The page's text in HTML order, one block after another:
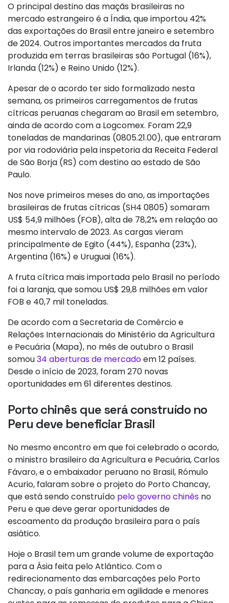
O principal destino das maçãs brasileiras no
mercado estrangeiro é a Índia, que importou 42%
das exportações do Brasil entre janeiro e setembro
de 2024. Outros importantes mercados da fruta
produzida em terras brasileiras são Portugal (16%),
Irlanda (12%) e Reino Unido (12%).
Apesar de o acordo ter sido formalizado nesta
semana, os primeiros carregamentos de frutas
cítricas peruanas chegaram ao Brasil em setembro,
ainda de acordo com a Logcomex. Foram 22,9
toneladas de mandarinas (0805.21.00), que entraram
por via rodoviária pela inspetoria da Receita Federal
de São Borja (RS) com destino ao estado de São
Paulo.
Nos nove primeiros meses do ano, as importações
brasileiras de frutas cítricas (SH4 0805) somaram
US$ 54,9 milhões (FOB), alta de 78,2% em relação ao
mesmo intervalo de 2023. As cargas vieram
principalmente de Egito (44%), Espanha (23%),
Argentina (16%) e Uruguai (16%).
A fruta cítrica mais importada pelo Brasil no período
foi a laranja, que somou US$ 29,8 milhões em valor
FOB e 40,7 mil toneladas.
De acordo com a Secretaria de Comércio e
Relações Internacionais do Ministério da Agricultura
e Pecuária (Mapa), no mês de outubro o Brasil
somou34 aberturas de mercadoem 12 países.
Desde o início de 2023, foram 270 novas
oportunidades em 61 diferentes destinos.
Porto chinês que será construído no
Peru deve beneficiar Brasil
No mesmo encontro em que foi celebrado o acordo,
o ministro brasileiro da Agricultura e Pecuária, Carlos
Fávaro, e o embaixador peruano no Brasil, Rómulo
Acurio, falaram sobre o projeto do Porto Chancay,
que está sendo construído pelo governo chinês no
Peru e que deve gerar oportunidades de
escoamento da produção brasileira para o país
asiático.
Hoje o Brasil tem um grande volume de exportação
para a Ásia feita pelo Atlântico. Com o
redirecionamento das embarcações pelo Porto
Chancay, o país ganharia em agilidade e menores